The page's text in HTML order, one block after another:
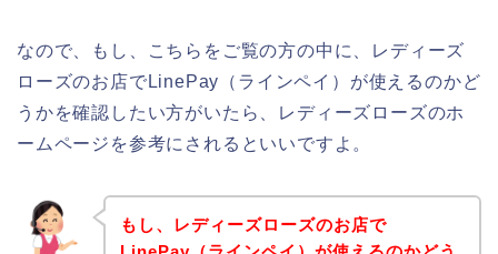
なので、もし、こちらをご覧の方の中に、レディーズ
ローズのお店でLinePay（ラインペイ）が使えるのかど
うかを確認したい方がいたら、レディーズローズのホ
ームページを参考にされるといいですよ。
もし、レディーズローズのお店で